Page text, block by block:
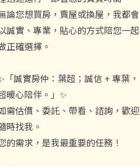
論您想買房，賣屋或換屋，我都會
誠實、專業，貼心的方式陪您一起
正確選擇。
「誠實房仲：葉超；誠信 + 專葉，
暖心陪伴。」✨
需估價、委託、帶看、諮詢，歡迎
時找我。
的需求，是我最重要的任務！